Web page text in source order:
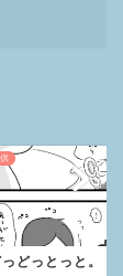
っどっとっと。